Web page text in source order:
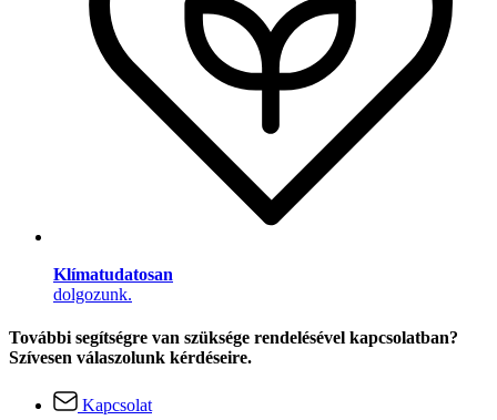
Klímatudatosan
dolgozunk.
További segítségre van szüksége rendelésével kapcsolatban?
Szívesen válaszolunk kérdéseire.
Kapcsolat